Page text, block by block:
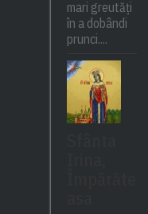
mari greutăți
în a dobândi
prunci....